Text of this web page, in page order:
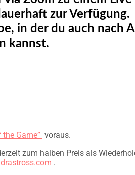
zur Verfügung.
in der du auch nach
kannst.
the Game” voraus.
zum halben Preis als
.